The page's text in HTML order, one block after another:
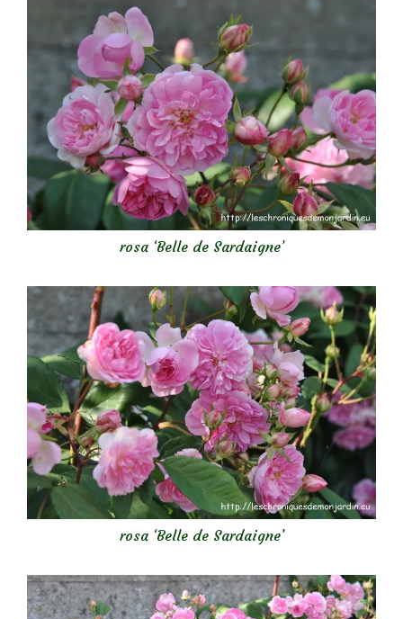
rosa ‘Belle de Sardaigne’
rosa ‘Belle de Sardaigne’